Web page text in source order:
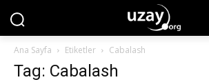
Ana Sayfa Etiketler Cabalash
Tag: Cabalash